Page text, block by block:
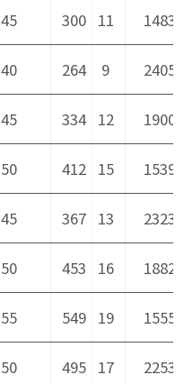
45 300 11 1483
40 264 9 2405
45 334 12 1900
50 412 15 1539
45 367 13 2323
50 453 16 1882
55 549 19 1555
50 495 17 2253